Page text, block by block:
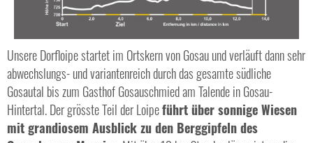
Unsere Dorfloipe startet im Ortskern von Gosau und verläuft dann sehr
abwechslungs- und variantenreich durch das gesamte südliche
Gosautal bis zum Gasthof Gosauschmied am Talende in Gosau-
Hintertal. Der grösste Teil der Loipeführt über sonnige Wiesen
mit grandiosem Ausblick zu den Berggipfeln des